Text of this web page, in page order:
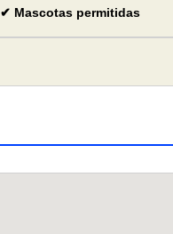
✔ Mascotas permitidas